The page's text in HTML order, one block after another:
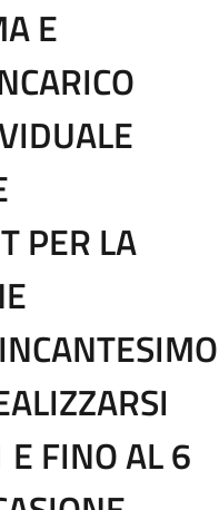
E
PER LA
FINO AL 6